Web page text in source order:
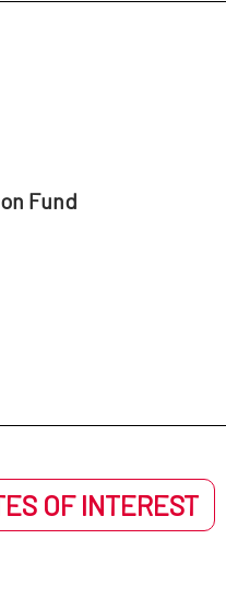
Fund
OF INTEREST